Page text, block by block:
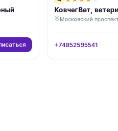
КовчегВет,
Московский
+74852595541